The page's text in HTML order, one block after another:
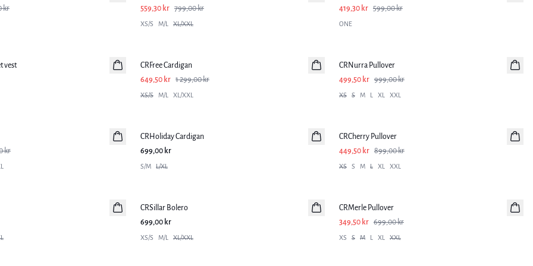
kr
559,30 kr 799,00 kr
XS/S M/L XL/XXL
419,30 kr 599,00 kr
ONE
vest
CRFree Cardigan
649,50 kr 1 299,00 kr
XS/S M/L XL/XXL
CRNurra Pullover
499,50 kr 999,00 kr
XS S M L XL XXL
kr
CRHoliday Cardigan
699,00 kr
S/M L/XL
CRCherry Pullover
449,50 kr 899,00 kr
XS S M L XL XXL
CRSillar Bolero
699,00 kr
XS/S M/L XL/XXL
CRMerle Pullover
349,50 kr 699,00 kr
XS S M L XL XXL